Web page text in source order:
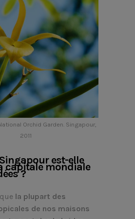
Orchid Garden. Singapour,
2011
est-elle
capitale mondiale
?
la plupart des
de nos maisons